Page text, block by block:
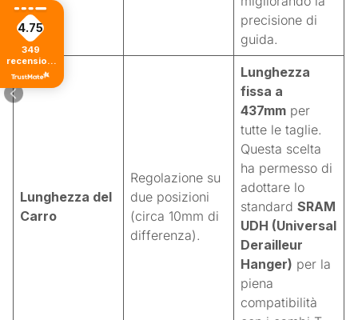
precisione di
guida.
Lunghezza del
Carro
Regolazione su
due posizioni
(circa 10mm di
differenza).
Lunghezza
fissa a
437mm per
tutte le taglie.
Questa scelta
ha permesso di
adottare lo
standardSRAM
UDH (Universal
Derailleur
Hanger) per la
piena
compatibilità
4.75
349
recensioni
di tutti i